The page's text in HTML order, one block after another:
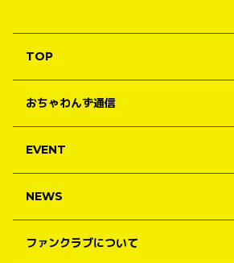
TOP
おちゃわんず通信
EVENT
NEWS
ファンクラブについて